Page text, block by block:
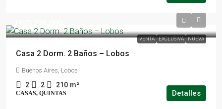
VENTA EXCLUSIVA NUEVA
Casa 2 Dorm. 2 Baños – Lobos
Buenos Aires, Lobos
2 2 210 m²
CASAS, QUINTAS Detalles